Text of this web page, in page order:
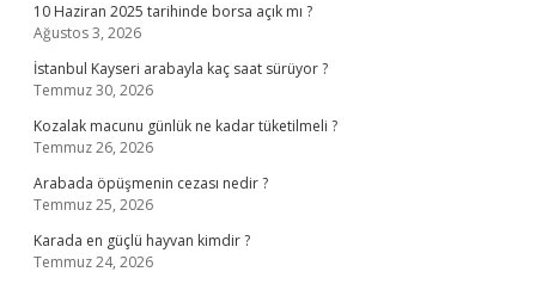
10 Haziran 2025 tarihinde borsa açık mı ?
Ağustos 3, 2026
İstanbul Kayseri arabayla kaç saat sürüyor ?
Temmuz 30, 2026
Kozalak macunu günlük ne kadar tüketilmeli ?
Temmuz 26, 2026
Arabada öpüşmenin cezası nedir ?
Temmuz 25, 2026
Karada en güçlü hayvan kimdir ?
Temmuz 24, 2026